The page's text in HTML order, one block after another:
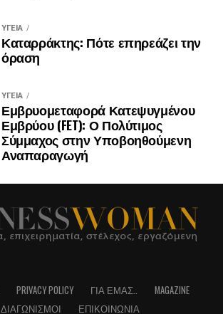
ΥΓΕΊΑ
Καταρράκτης: Πότε επηρεάζει την
όραση
ΥΓΕΊΑ
Εμβρυομεταφορά Κατεψυγμένου
Εμβρύου (FET): Ο Πολύτιμος
Σύμμαχος στην Υποβοηθούμενη
Αναπαραγωγή
PRIVACY POLICY ΓΙΑ ΕΜΆΣ..
MAGAZINE
ΔΙΑΓΩΝΙΣΜΟΊ
ΕΠΙΚΟΙΝΩΝΊΑ